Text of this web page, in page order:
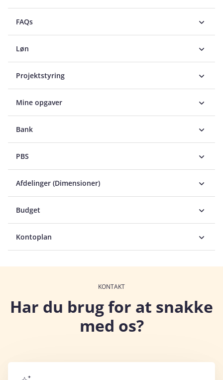
FAQs
Løn
Projektstyring
Mine opgaver
Bank
PBS
Afdelinger (Dimensioner)
Budget
Kontoplan
KONTAKT
Har du brug for at snakke
med os?